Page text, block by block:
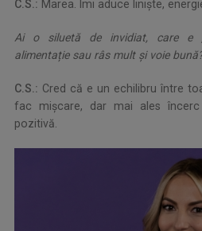
C.S.: Marea. Îmi aduce liniște,
Ai o siluetă de invidiat, care e
alimentație sau râs mult și voie
C.S.: Cred că e un echilibru între
fac mișcare, dar mai ales
pozitivă.